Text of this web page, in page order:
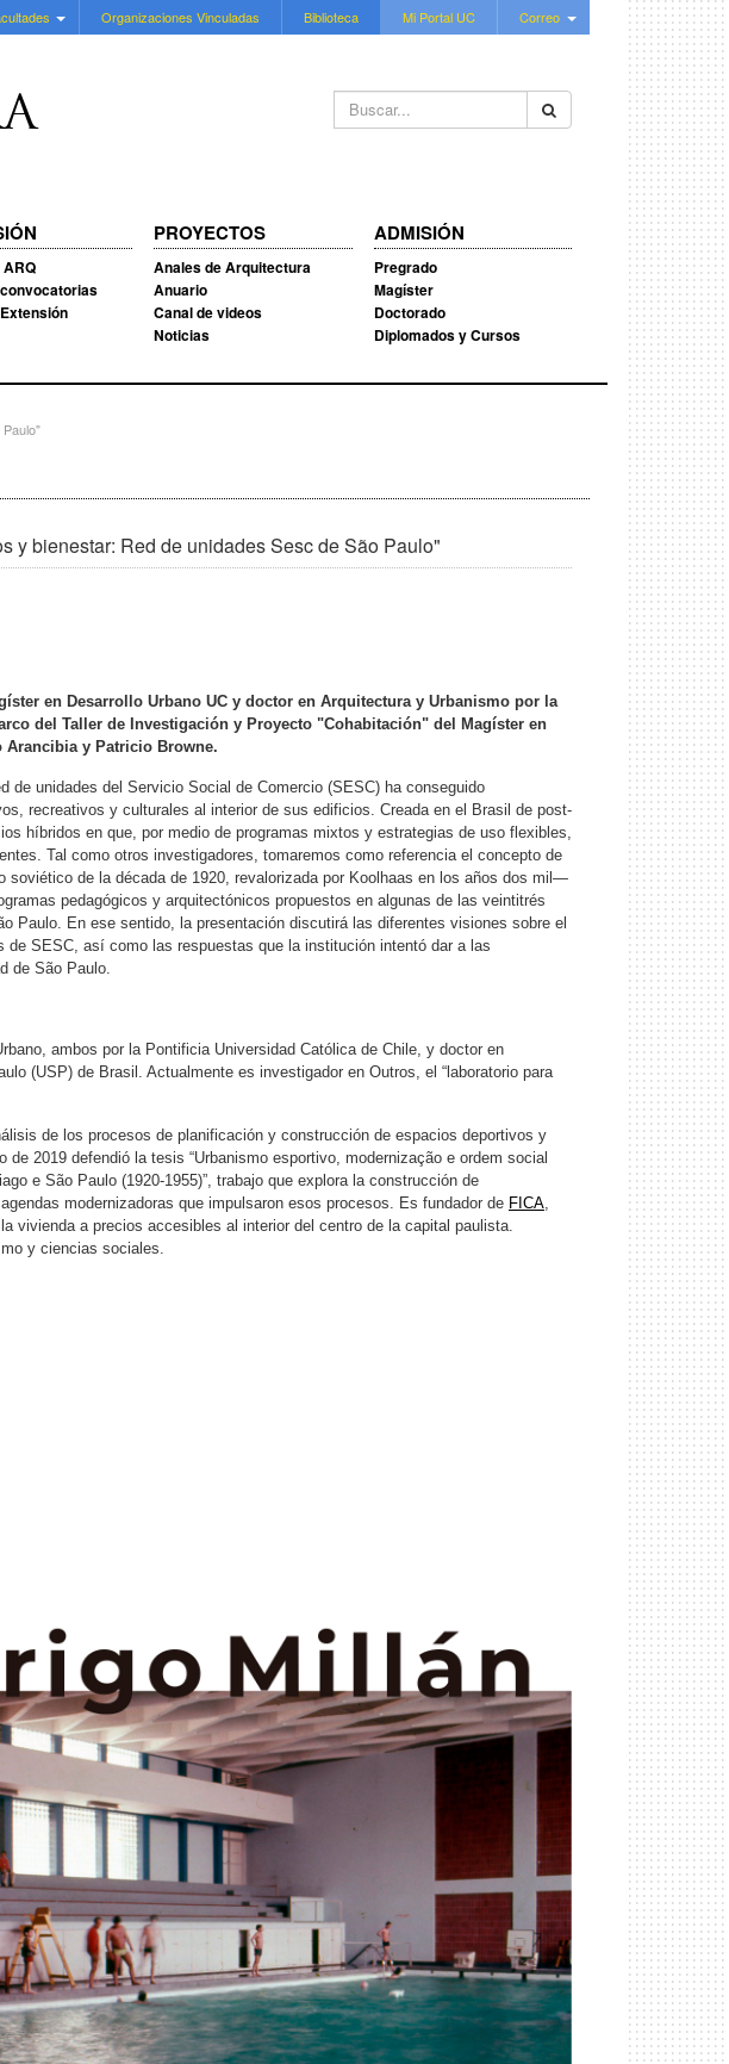
Organizaciones Vinculadas Biblioteca Mi Portal UC Correo
Buscar...
PROYECTOS
Anales de Arquitectura
Anuario
Canal de videos
Noticias
ADMISIÓN
Pregrado
Magíster
Doctorado
Diplomados y Cursos
y bienestar: Red de unidades Sesc de São Paulo"
en Desarrollo Urbano UC y doctor en Arquitectura y Urbanismo por la
del Taller de Investigación y Proyecto "Cohabitación" del Magíster en
y Patricio Browne.
de unidades del Servicio Social de Comercio (SESC) ha conseguido
recreativos y culturales al interior de sus edificios. Creada en el Brasil de post-
híbridos en que, por medio de programas mixtos y estrategias de uso flexibles,
Tal como otros investigadores, tomaremos como referencia el concepto de
soviético de la década de 1920, revalorizada por Koolhaas en los años dos mil—
pedagógicos y arquitectónicos propuestos en algunas de las veintitrés
Paulo. En ese sentido, la presentación discutirá las diferentes visiones sobre el
SESC, así como las respuestas que la institución intentó dar a las
de São Paulo.
ambos por la Pontificia Universidad Católica de Chile, y doctor en
(USP) de Brasil. Actualmente es investigador en Outros, el “laboratorio para
de los procesos de planificación y construcción de espacios deportivos y
2019 defendió la tesis “Urbanismo esportivo, modernização e ordem social
e São Paulo (1920-1955)”, trabajo que explora la construcción de
modernizadoras que impulsaron esos procesos. Es fundador de FICA,
vivienda a precios accesibles al interior del centro de la capital paulista.
y ciencias sociales.